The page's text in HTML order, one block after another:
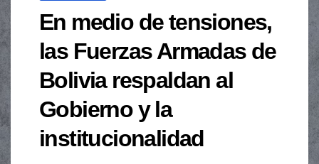
En medio de tensiones,
las Fuerzas Armadas de
Bolivia respaldan al
Gobierno y la
institucionalidad